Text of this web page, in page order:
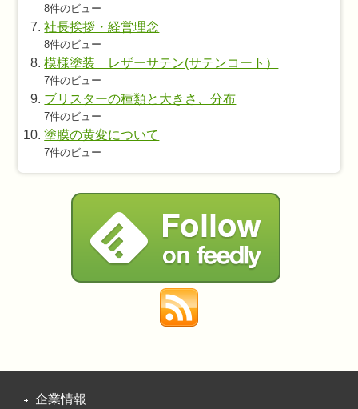
8件のビュー
社長挨拶・経営理念
8件のビュー
模様塗装 レザーサテン(サテンコート）
7件のビュー
ブリスターの種類と大きさ、分布
7件のビュー
塗膜の黄変について
7件のビュー
企業情報